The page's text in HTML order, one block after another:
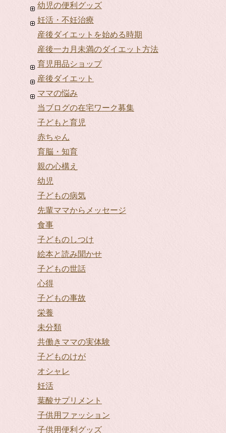
幼児の便利グッズ
妊活・不妊治療
産後ダイエットを始める時期
産後一カ月未満のダイエット方法
育児用品ショップ
産後ダイエット
ママの悩み
当ブログの在宅ワーク募集
子どもと育児
赤ちゃん
育脳・知育
親の心構え
幼児
子どもの病気
先輩ママからメッセージ
食事
子どものしつけ
絵本と読み聞かせ
子どもの世話
心得
子どもの事故
栄養
未分類
共働きママの実体験
子どものけが
オシャレ
妊活
葉酸サプリメント
子供用ファッション
子供用便利グッズ